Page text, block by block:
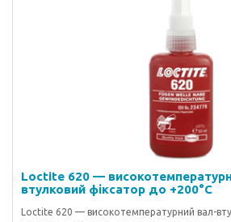
Loctite 620 —
втулковий фіксатор до +200°C
Loctite 620 — високотемпературний вал-